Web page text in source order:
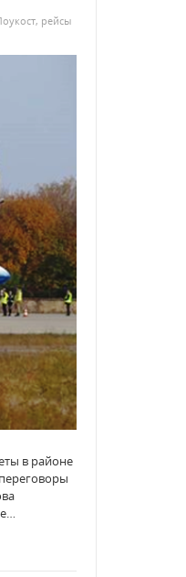
, рейсы
в районе